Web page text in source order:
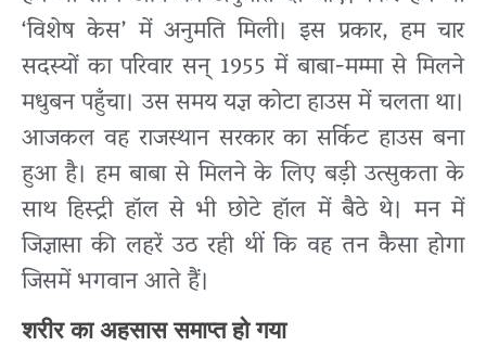
‘विशेष केस’ में अनुमति मिली। इस प्रकार, हम चार
सदस्यों का परिवार सन् 1955 में बाबा-मम्मा से मिलने
मधुबन पहुँचा। उस समय यज्ञ कोटा हाउस में चलता था।
आजकल वह राजस्थान सरकार का सर्किट हाउस बना
हुआ है। हम बाबा से मिलने के लिए बड़ी उत्सुकता के
साथ हिस्ट्री हॉल से भी छोटे हॉल में बैठे थे। मन में
जिज्ञासा की लहरें उठ रही थीं कि वह तन कैसा होगा
जिसमें भगवान आते हैं।
शरीर का अहसास समाप्त हो गया